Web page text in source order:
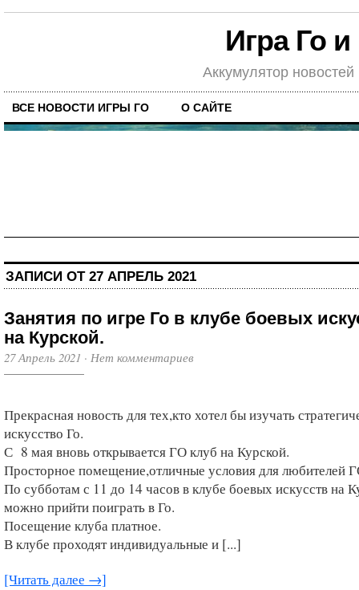
Игра Го
Аккумулятор
ВСЕ НОВОСТИ ИГРЫ ГО О САЙТЕ
ЗАПИСИ ОТ 27 АПРЕЛЬ 2021
Занятия по игре Го в клубе боевых
на Курской.
27 Апрель 2021 · Нет комментариев
Прекрасная новость для тех,кто хотел бы изучать
искусство Го.
С 8 мая вновь открывается ГО клуб на Курской.
Просторное помещение,отличные условия для любителей
По субботам с 11 до 14 часов в клубе боевых искусств на
можно прийти поиграть в Го.
Посещение клуба платное.
В клубе проходят индивидуальные и [...]
[Читать далее →]